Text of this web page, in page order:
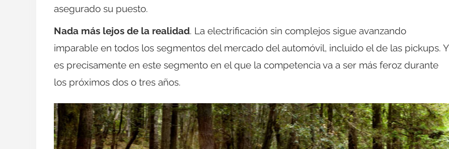
asegurado su puesto.
Nada más lejos de la realidad. La electrificación sin complejos sigue avanzando
imparable en todos los segmentos del mercado del automóvil, incluido el de las pickups. Y
es precisamente en este segmento en el que la competencia va a ser más feroz durante
los próximos dos o tres años.